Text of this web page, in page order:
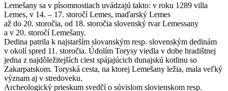
Lemešany sa v písomnostiach uvádzajú takto: v roku 1289 villa
Lemes, v 14. – 17. storočí Lemes, maďarský Lemes
až do 20. storočia, od 18. storočia slovenský tvar Lemessany
a v 20. storočí Lemešany.
Dedina patrila k najstarším slovanským resp. slovenským dedinám
v okolí spred 11. storočia. Údolím Torysy viedla v dobe hradištnej
jedna z najdôležitejších ciest spájajúcich dunajskú kotlinu so
Zakarpatskom. Toryská cesta, na ktorej Lemešany ležia, mala veľký
význam aj v stredoveku.
Archeologický prieskum svedčí o súvislom slovienskom resp.